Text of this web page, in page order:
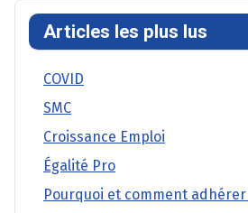
Articles les plus lus
COVID
SMC
Croissance Emploi
Égalité Pro
Pourquoi et comment adhérer